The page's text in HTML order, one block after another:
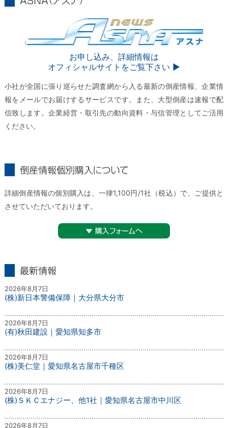
お申し込み、詳細情報は
オフィシャルサイトをご覧下さい ▶︎
小社が全国に張り巡らせた調査網から入る最新の倒産情報、企業情
報をメールでお届けするサービスです。また、大型倒産は速報で配
信致します。企業経営・取引先の動向資料・与信管理としてご活用
ください。
詳細倒産情報の個別購入は、一律1,100円/1社（税込）で、ご提供と
させていただいております。
2026年8月7日
(株)新日本警備保障｜大分県大分市
2026年8月7日
(有)秋田建設｜愛知県知多市
2026年8月7日
(株)美仁堂｜愛知県名古屋市千種区
2026年8月7日
(株)ＳＫＣエナジー、他1社｜愛知県名古屋市中川区
2026年8月7日